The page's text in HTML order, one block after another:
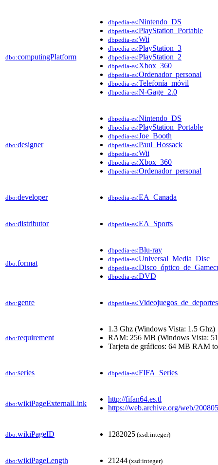
dbo:computingPlatform
dbpedia-es:Nintendo_DS
dbpedia-es:PlayStation_Portable
dbpedia-es:Wii
dbpedia-es:PlayStation_3
dbpedia-es:PlayStation_2
dbpedia-es:Xbox_360
dbpedia-es:Ordenador_personal
dbpedia-es:Telefonía_móvil
dbpedia-es:N-Gage_2.0
dbo:designer
dbpedia-es:Nintendo_DS
dbpedia-es:PlayStation_Portable
dbpedia-es:Joe_Booth
dbpedia-es:Paul_Hossack
dbpedia-es:Wii
dbpedia-es:Xbox_360
dbpedia-es:Ordenador_personal
dbo:developer dbpedia-es:EA_Canada
dbo:distributor dbpedia-es:EA_Sports
dbo:format
dbpedia-es:Blu-ray
dbpedia-es:Universal_Media_Disc
dbpedia-es
dbpedia-es:DVD
dbo:genre dbpedia-es:Videojuegos_de_deportes
dbo:requirement
1.3 Ghz (Windows Vista: 1.5 Ghz)
RAM: 256 MB (Windows Vista:
Tarjeta de gráficos: 64 MB RAM
dbo:series dbpedia-es:FIFA_Series
dbo:wikiPageExternalLink
http://fifan64.es.tl
https://web.archive.org/web/
dbo:wikiPageID 1282025 (xsd:integer)
dbo:wikiPageLength 21244 (xsd:integer)